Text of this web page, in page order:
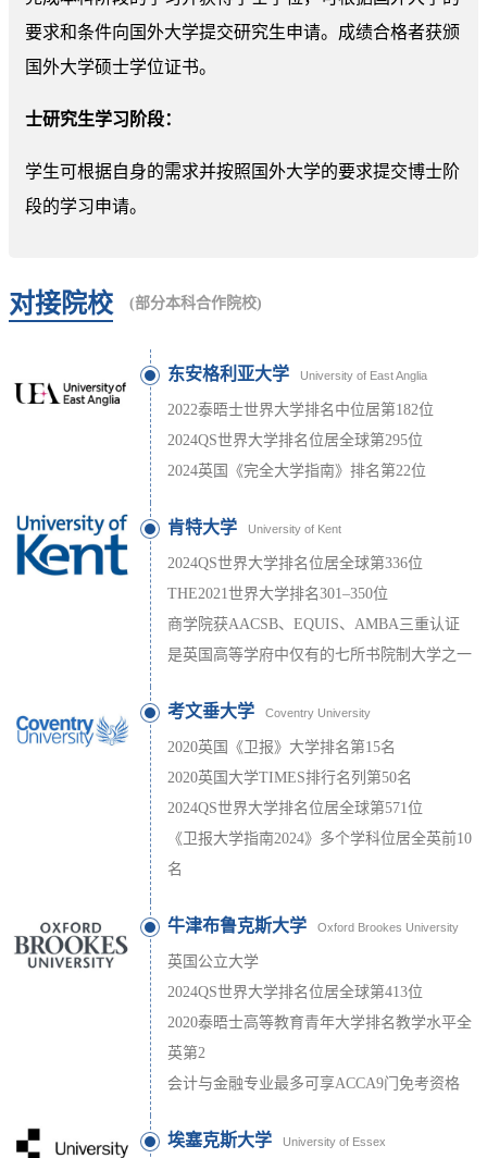
要求和条件向国外大学提交研究生申请。成绩合格者获颁
国外大学硕士学位证书。
士研究生学习阶段：
学生可根据自身的需求并按照国外大学的要求提交博士阶
段的学习申请。
对接院校 (部分本科合作院校)
东安格利亚大学 University of East Anglia
2022泰晤士世界大学排名中位居第182位
2024QS世界大学排名位居全球第295位
2024英国《完全大学指南》排名第22位
肯特大学 University of Kent
2024QS世界大学排名位居全球第336位
THE2021世界大学排名301–350位
商学院获AACSB、EQUIS、AMBA三重认证
是英国高等学府中仅有的七所书院制大学之一
考文垂大学 Coventry University
2020英国《卫报》大学排名第15名
2020英国大学TIMES排行名列第50名
2024QS世界大学排名位居全球第571位
《卫报大学指南2024》多个学科位居全英前10
名
牛津布鲁克斯大学 Oxford Brookes University
英国公立大学
2024QS世界大学排名位居全球第413位
2020泰晤士高等教育青年大学排名教学水平全
英第2
会计与金融专业最多可享ACCA9门免考资格
埃塞克斯大学 University of Essex